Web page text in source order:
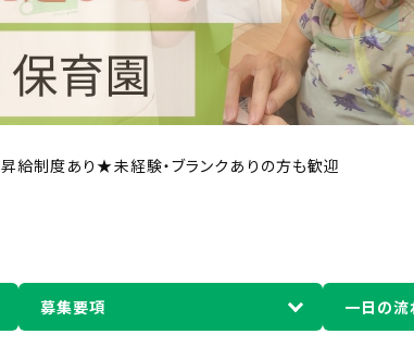
昇給制度あり★未経験・ブランクありの方も歓迎
募集要項 一日の